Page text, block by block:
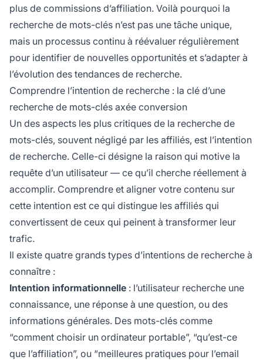
plus de commissions d’affiliation. Voilà pourquoi la
recherche de mots-clés n’est pas une tâche unique,
mais un processus continu à réévaluer régulièrement
pour identifier de nouvelles opportunités et s’adapter à
l’évolution des tendances de recherche.
Comprendre l’intention de recherche : la clé d’une
recherche de mots-clés axée conversion
Un des aspects les plus critiques de la recherche de
mots-clés, souvent négligé par les affiliés, est l’intention
de recherche. Celle-ci désigne la raison qui motive la
requête d’un utilisateur — ce qu’il cherche réellement à
accomplir. Comprendre et aligner votre contenu sur
cette intention est ce qui distingue les affiliés qui
convertissent de ceux qui peinent à transformer leur
trafic.
Il existe quatre grands types d’intentions de recherche à
connaître :
Intention informationnelle : l’utilisateur recherche une
connaissance, une réponse à une question, ou des
informations générales. Des mots-clés comme
“comment choisir un ordinateur portable”, “qu’est-ce
que l’affiliation”, ou “meilleures pratiques pour l’email